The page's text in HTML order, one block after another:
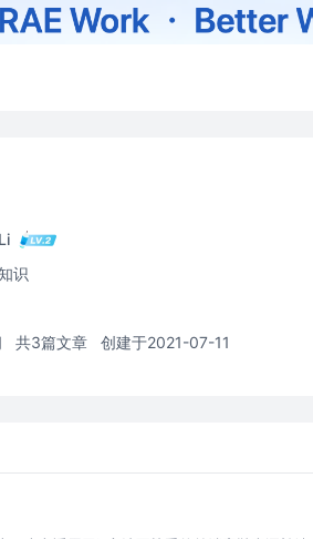
识
共3篇文章 创建于2021-07-11